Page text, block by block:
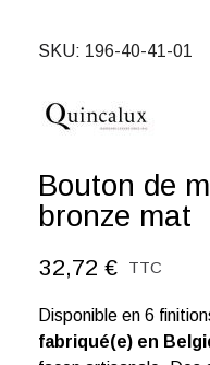
SKU 196-40-41-01
Bouton de
bronze mat
32,72 € TTC
Disponible en 6
fabriqué(e) en